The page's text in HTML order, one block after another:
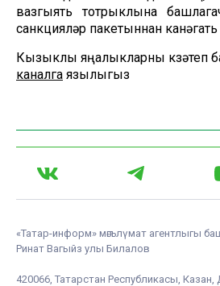
вазгыять тотрыклына
санкцияләр пакетыннан канәгать
Кызыклы яңалыкларны күзәтеп
каналга язылыгыз
«Татар-информ» мәгълүмат агентлыгы
Ринат Вагыйз улы Билалов
420066, Татарстан Республикасы,